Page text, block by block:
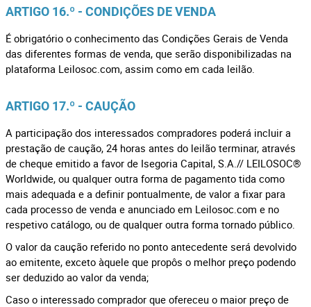
ARTIGO 16.º - CONDIÇÕES DE VENDA
É obrigatório o conhecimento das Condições Gerais de Venda
das diferentes formas de venda, que serão disponibilizadas na
plataforma Leilosoc.com, assim como em cada leilão.
ARTIGO 17.º - CAUÇÃO
A participação dos interessados compradores poderá incluir a
prestação de caução, 24 horas antes do leilão terminar, através
de cheque emitido a favor de Isegoria Capital, S.A.// LEILOSOC®
Worldwide, ou qualquer outra forma de pagamento tida como
mais adequada e a definir pontualmente, de valor a fixar para
cada processo de venda e anunciado em Leilosoc.com e no
respetivo catálogo, ou de qualquer outra forma tornado público.
O valor da caução referido no ponto antecedente será devolvido
ao emitente, exceto àquele que propôs o melhor preço podendo
ser deduzido ao valor da venda;
Caso o interessado comprador que ofereceu o maior preço de